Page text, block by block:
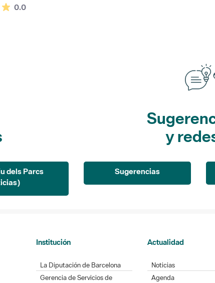
0.0La valoración media es de 0 estrellas de 5.
dels Parcs
y
Sugerencias
Institución
La Diputación de Barcelona
Gerencia de Servicios de
Actualidad
Noticias
Agenda